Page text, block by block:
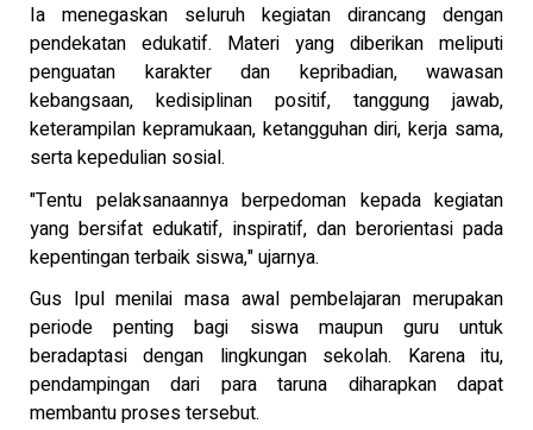
Ia menegaskan seluruh kegiatan dirancang dengan
pendekatan edukatif. Materi yang diberikan meliputi
penguatan karakter dan kepribadian, wawasan
kebangsaan, kedisiplinan positif, tanggung jawab,
keterampilan kepramukaan, ketangguhan diri, kerja sama,
serta kepedulian sosial.
"Tentu pelaksanaannya berpedoman kepada kegiatan
yang bersifat edukatif, inspiratif, dan berorientasi pada
kepentingan terbaik siswa," ujarnya.
Gus Ipul menilai masa awal pembelajaran merupakan
periode penting bagi siswa maupun guru untuk
beradaptasi dengan lingkungan sekolah. Karena itu,
pendampingan dari para taruna diharapkan dapat
membantu proses tersebut.